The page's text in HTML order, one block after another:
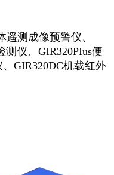
遥测成像预警仪、
仪、 GIR320PIus便
GIR320DC机载红外